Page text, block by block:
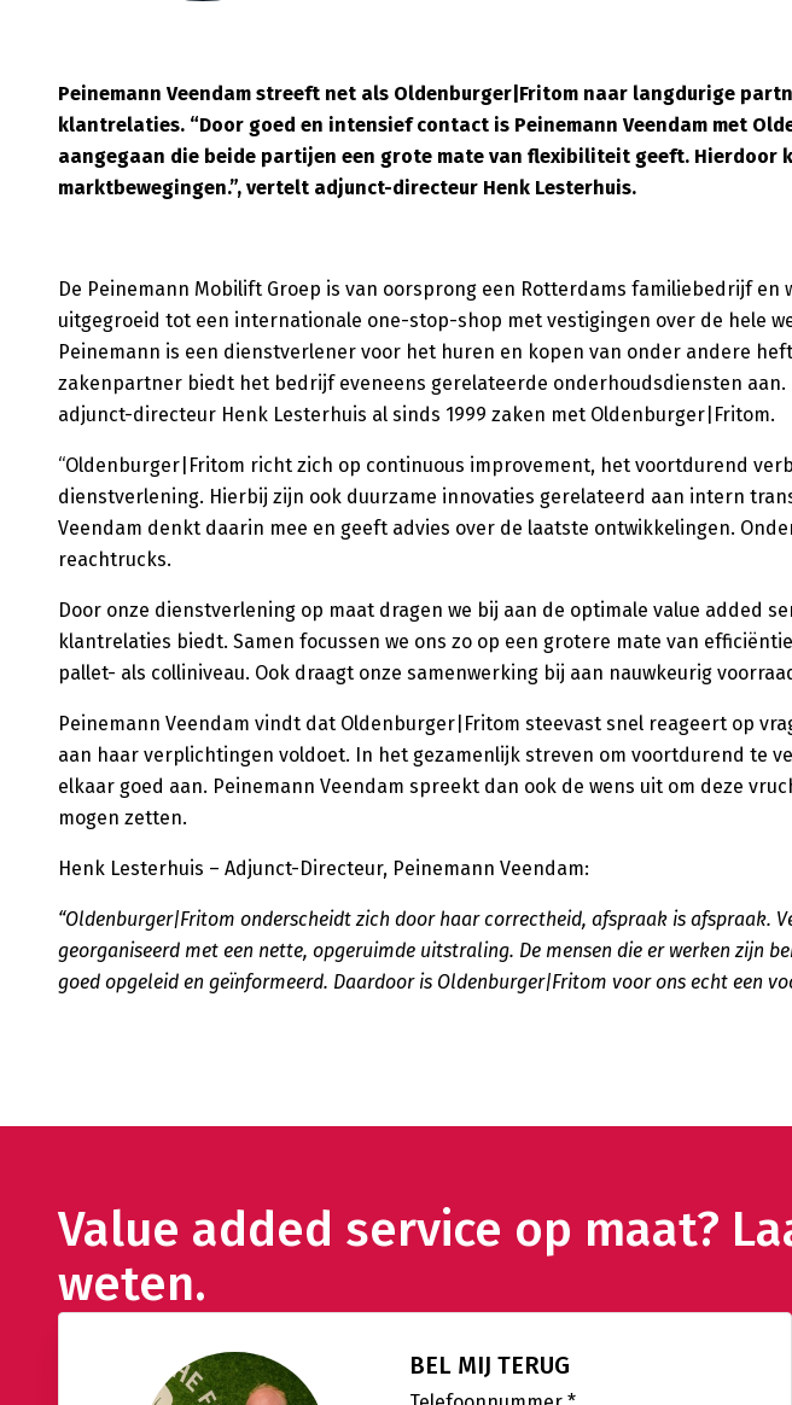
Peinemann Veendam streeft net als Oldenburger|Fritom naar langdurige
klantrelaties. “Door goed en intensief contact is Peinemann Veendam met
aangegaan die beide partijen een grote mate van flexibiliteit geeft. Hierdoor
marktbewegingen.”, vertelt adjunct-directeur Henk Lesterhuis.
De Peinemann Mobilift Groep is van oorsprong een Rotterdams familiebedrijf
uitgegroeid tot een internationale one-stop-shop met vestigingen over de hele
Peinemann is een dienstverlener voor het huren en kopen van onder andere
zakenpartner biedt het bedrijf eveneens gerelateerde onderhoudsdiensten aan.
adjunct-directeur Henk Lesterhuis al sinds 1999 zaken met Oldenburger|Fritom.
“Oldenburger|Fritom richt zich op continuous improvement, het voortdurend
dienstverlening. Hierbij zijn ook duurzame innovaties gerelateerd aan intern
Veendam denkt daarin mee en geeft advies over de laatste ontwikkelingen.
reachtrucks.
Door onze dienstverlening op maat dragen we bij aan de optimale value added
klantrelaties biedt. Samen focussen we ons zo op een grotere mate van
pallet- als colliniveau. Ook draagt onze samenwerking bij aan nauwkeurig
Peinemann Veendam vindt dat Oldenburger|Fritom steevast snel reageert op
aan haar verplichtingen voldoet. In het gezamenlijk streven om voortdurend te
elkaar goed aan. Peinemann Veendam spreekt dan ook de wens uit om deze
mogen zetten.
Henk Lesterhuis – Adjunct-Directeur, Peinemann Veendam:
“Oldenburger|Fritom onderscheidt zich door haar correctheid, afspraak is afspraak.
georganiseerd met een nette, opgeruimde uitstraling. De mensen die er werken zijn
goed opgeleid en geïnformeerd. Daardoor is Oldenburger|Fritom voor ons echt een
Value added service op maat?
weten.
BEL MIJ TERUG